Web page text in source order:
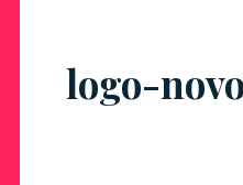
logo-